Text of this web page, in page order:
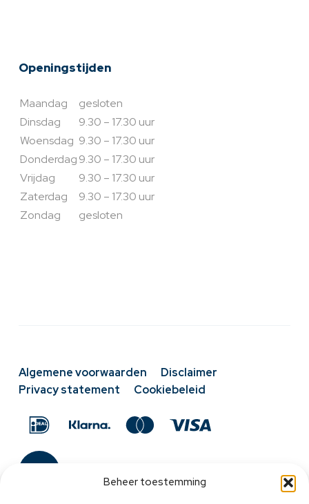
Beheer toestemming
Openingstijden
Maandag
gesloten
Dinsdag
9.30 – 17.30 uur
Woensdag 9.30 – 17.30 uur
Donderdag9.30 – 17.30 uur
Vrijdag
9.30 – 17.30 uur
Zaterdag
9.30 – 17.30 uur
Zondag
gesloten
Algemene voorwaarden
Disclaimer
Privacy statement
Cookiebeleid